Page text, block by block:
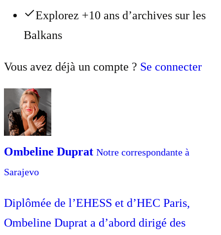
Explorez +10 ans d’archives sur les
Balkans
Vous avez déjà un compte ? Se connecter
Ombeline Duprat Notre correspondante à
Sarajevo
Diplômée de l’EHESS et d’HEC Paris,
Ombeline Duprat a d’abord dirigé des